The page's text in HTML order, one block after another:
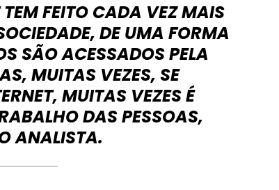
FEITO CADA VEZ MAIS
DE UMA FORMA
SÃO ACESSADOS PELA
MUITAS VEZES, SE
MUITAS VEZES É
DAS PESSOAS,
ANALISTA.